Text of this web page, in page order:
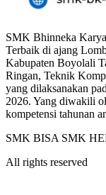
SMK Bhinneka
Terbaik di ajang
Kabupaten Boyolali
Ringan, Teknik
yang dilaksanakan
2026. Yang diwakili
kompetensi tahunan
SMK BISA SMK
All rights reserved